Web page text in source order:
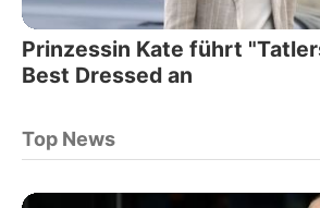
Prinzessin Kate führt
Best Dressed an
Top News